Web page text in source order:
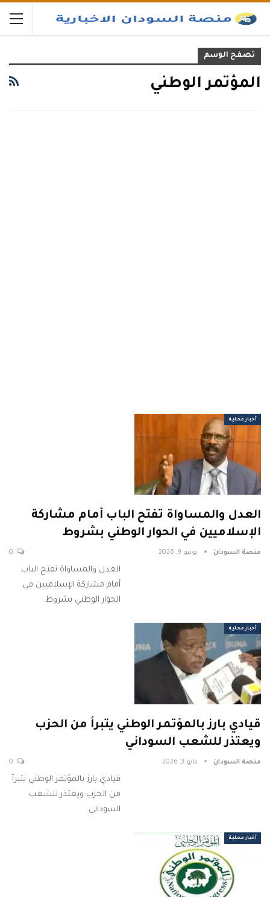
تصفح الوسم
المؤتمر الوطني
أخبار محلية
العدل والمساواة تفتح الباب أمام مشاركة
الإسلاميين في الحوار الوطني بشروط
منصة السودان يونيو 9, 2026
العدل والمساواة تفتح الباب
أمام مشاركة الإسلاميين في
الحوار الوطني بشروط
أخبار محلية
قيادي بارز بالمؤتمر الوطني يتبرأ من الحزب
ويعتذر للشعب السوداني
منصة السودان مايو 3, 2026
قيادي بارز بالمؤتمر الوطني يتبرأ
من الحزب ويعتذر للشعب
السوداني
أخبار محلية